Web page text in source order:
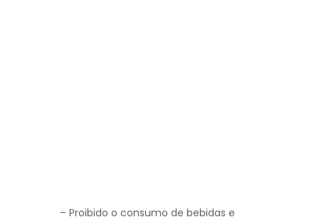
– Proibido o consumo de bebidas e